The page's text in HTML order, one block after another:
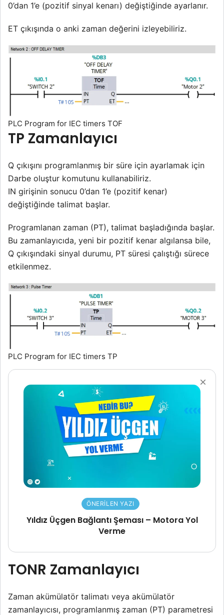
0’dan 1’e (pozitif sinyal kenarı) değiştiğinde ayarlanır.
ET çıkışında o anki zaman değerini izleyebiliriz.
PLC Program for IEC timers TOF
TP Zamanlayıcı
Q çıkışını programlanmış bir süre için ayarlamak için
Darbe oluştur komutunu kullanabiliriz.
IN girişinin sonucu 0’dan 1’e (pozitif kenar)
değiştiğinde talimat başlar.
Programlanan zaman (PT), talimat başladığında başlar.
Bu zamanlayıcıda, yeni bir pozitif kenar algılansa bile,
Q çıkışındaki sinyal durumu, PT süresi çalıştığı sürece
etkilenmez.
PLC Program for IEC timers TP
ÖNERILEN YAZI
Yıldız Üçgen Bağlantı Şeması – Motora Yol
Verme
TONR Zamanlayıcı
Zaman akümülatör talimatı veya akümülatör
zamanlayıcısı, programlanmış zaman (PT) parametresi